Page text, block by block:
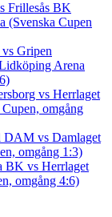
Frillesås BK
(Svenska Cupen
Gripen
Arena
vs Herrlaget
omgång
DAM vs Damlaget
omgång 1:3)
BK vs Herrlaget
omgång 4:6)